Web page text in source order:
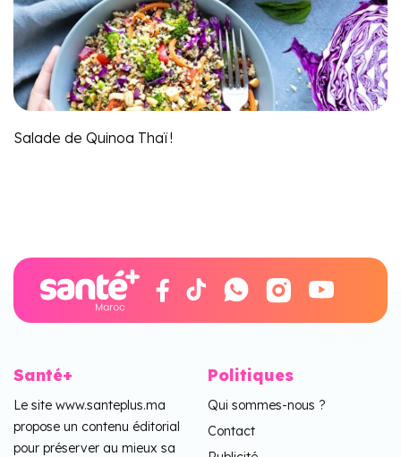
Salade de Quinoa Thaï !
Santé+
Le site www.santeplus.ma
propose un contenu éditorial
pour préserver au mieux sa
Politiques
Qui sommes-nous ?
Contact